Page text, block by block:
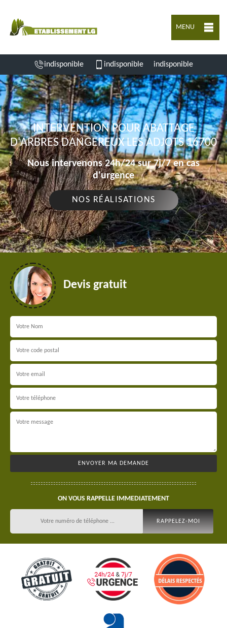
MENU
indisponible indisponible indisponible
INTERVENTION POUR ABATTAGE
D'ARBRES DANGEREUX LES ADJOTS 16700
Nous intervenons 24h/24 sur 7j/7 en cas
d'urgence
NOS RÉALISATIONS
Devis gratuit
ON VOUS RAPPELLE IMMEDIATEMENT